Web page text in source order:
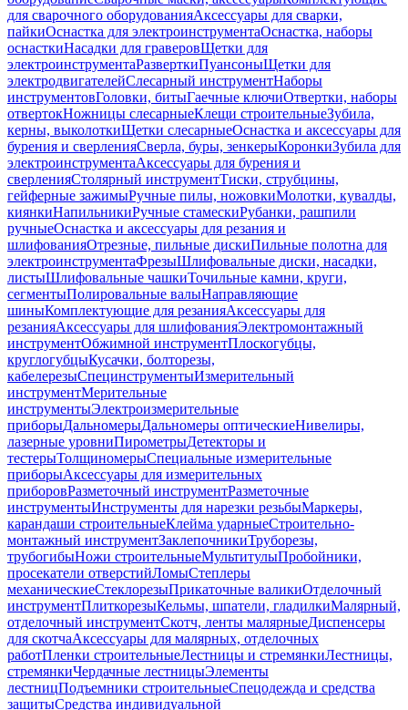
для сварочного оборудованияАксессуары для сварки,
пайкиОснастка для электроинструментаОснастка, наборы
оснасткиНасадки для граверовЩетки для
электроинструментаРазверткиПуансоныЩетки для
электродвигателейСлесарный инструментНаборы
инструментовГоловки, битыГаечные ключиОтвертки, наборы
отвертокНожницы слесарныеКлещи строительныеЗубила,
керны, выколоткиЩетки слесарныеОснастка и аксессуары для
бурения и сверленияСверла, буры, зенкерыКоронкиЗубила для
электроинструментаАксессуары для бурения и
сверленияСтолярный инструментТиски, струбцины,
гейферные зажимыРучные пилы, ножовкиМолотки, кувалды,
киянкиНапильникиРучные стамескиРубанки, рашпили
ручныеОснастка и аксессуары для резания и
шлифованияОтрезные, пильные дискиПильные полотна для
электроинструментаФрезыШлифовальные диски, насадки,
листыШлифовальные чашкиТочильные камни, круги,
сегментыПолировальные валыНаправляющие
шиныКомплектующие для резанияАксессуары для
резанияАксессуары для шлифованияЭлектромонтажный
инструментОбжимной инструментПлоскогубцы,
круглогубцыКусачки, болторезы,
кабелерезыСпецинструментыИзмерительный
инструментМерительные
инструментыЭлектроизмерительные
приборыДальномерыДальномеры оптическиеНивелиры,
лазерные уровниПирометрыДетекторы и
тестерыТолщиномерыСпециальные измерительные
приборыАксессуары для измерительных
приборовРазметочный инструментРазметочные
инструментыИнструменты для нарезки резьбыМаркеры,
карандаши строительныеКлейма ударныеСтроительно-
монтажный инструментЗаклепочникиТруборезы,
трубогибыНожи строительныеМультитулыПробойники,
просекатели отверстийЛомыСтеплеры
механическиеСтеклорезыПрикаточные валикиОтделочный
инструментПлиткорезыКельмы, шпатели, гладилкиМалярный,
отделочный инструментСкотч, ленты малярныеДиспенсеры
для скотчаАксессуары для малярных, отделочных
работПленки строительныеЛестницы и стремянкиЛестницы,
стремянкиЧердачные лестницыЭлементы
лестницПодъемники строительныеСпецодежда и средства
защитыСредства индивидуальной